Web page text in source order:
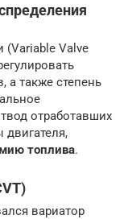
(Variable Valve
а также степень
отработавших
топлива.
вариатор